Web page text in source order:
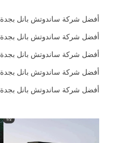
أفضل شركة ساندوتش بانل بجدة
أفضل شركة ساندوتش بانل بجدة
أفضل شركة ساندوتش بانل بجدة
أفضل شركة ساندوتش بانل بجدة
أفضل شركة ساندوتش بانل بجدة